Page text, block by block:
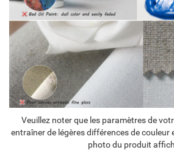
Veuillez noter que les paramètres de
entraîner de légères différences de couleur
photo du produit